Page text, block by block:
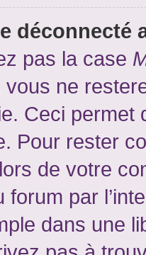
déconnecté
pas la case
ne
Ceci permet
Pour rester
de votre
par
dans une